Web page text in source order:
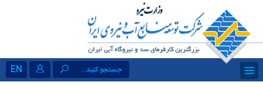
EN جستجو کنید...